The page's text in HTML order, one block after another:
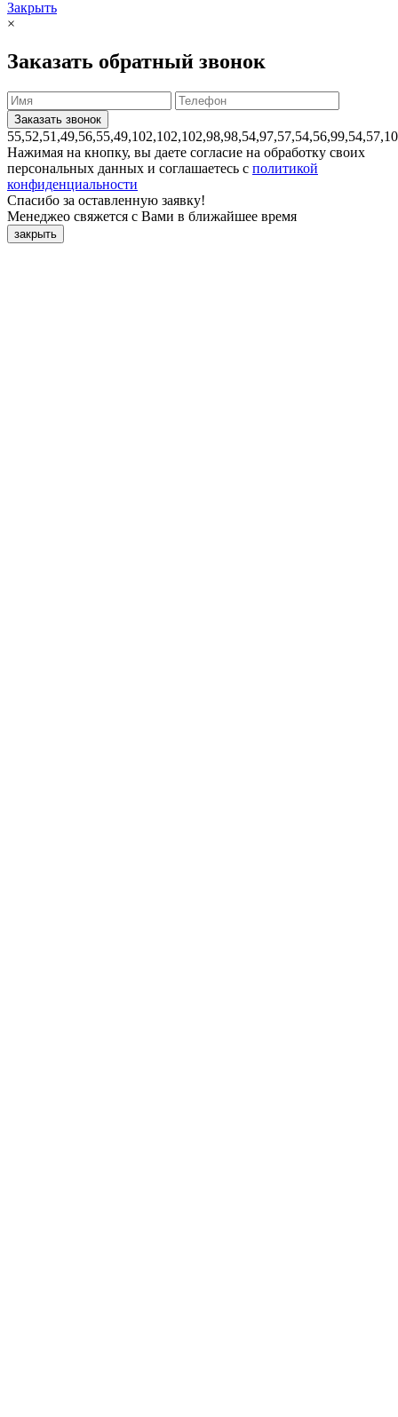
Закрыть
×
Заказать обратный звонок
Нажимая на кнопку, вы даете согласие на обработку своих
персональных данных и соглашаетесь с политикой
конфиденциальности
Спасибо за оставленную заявку!
Менеджео свяжется с Вами в ближайшее время
закрыть